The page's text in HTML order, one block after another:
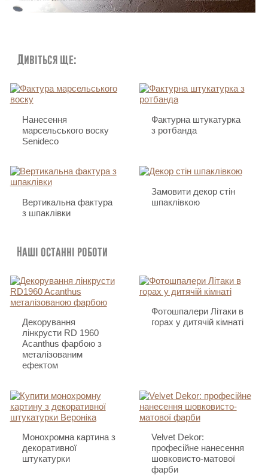
Дивіться ще:
Нанесення
марсельського воску
Senideco
Фактурна штукатурка
з ротбанда
Вертикальна фактура
з шпаклівки
Замовити декор стін
шпаклівкою
Наші останні роботи
Декорування
лінкрусти RD 1960
Acanthus фарбою з
металізованим
ефектом
Фотошпалери Літаки в
горах у дитячій кімнаті
Монохромна картина з
декоративної
штукатурки
Velvet Dekor:
професійне нанесення
шовковисто-матової
фарби